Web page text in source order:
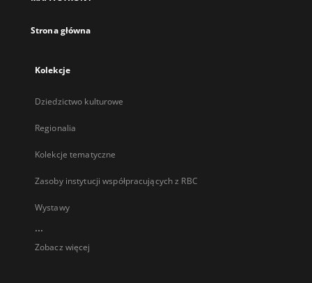
Strona główna
Kolekcje
Dziedzictwo kulturowe
Regionalia
Kolekcje tematyczne
Zasoby instytucji współpracujących z RBC
Wystawy
...
Zobacz więcej